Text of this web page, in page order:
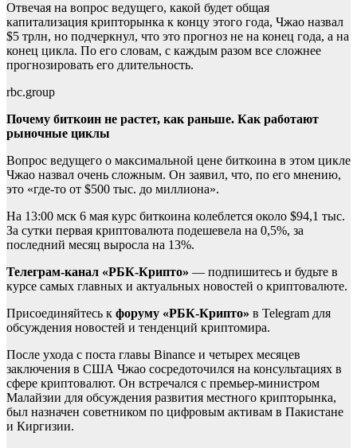
Отвечая на вопрос ведущего, какой будет общая
капитализация крипторынка к концу этого года, Чжао назвал
$5 трлн, но подчеркнул, что это прогноз не на конец года, а на
конец цикла. По его словам, с каждым разом все сложнее
прогнозировать его длительность.
rbc.group
Почему биткоин не растет, как раньше. Как работают
рыночные циклы
Вопрос ведущего о максимальной цене биткоина в этом цикле
Чжао назвал очень сложным. Он заявил, что, по его мнению,
это «где-то от $500 тыс. до миллиона».
На 13:00 мск 6 мая курс биткоина колеблется около $94,1 тыс.
За сутки первая криптовалюта подешевела на 0,5%, за
последний месяц выросла на 13%.
Телеграм-канал «РБК-Крипто» — подпишитесь и будьте в
курсе самых главных и актуальных новостей о криптовалюте.
Присоединяйтесь к форуму «РБК-Крипто» в Telegram для
обсуждения новостей и тенденций криптомира.
После ухода с поста главы Binance и четырех месяцев
заключения в США Чжао сосредоточился на консультациях в
сфере криптовалют. Он встречался с премьер-министром
Малайзии для обсуждения развития местного крипторынка,
был назначен советником по цифровым активам в Пакистане
и Киргизии.